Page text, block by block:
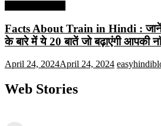
Facts About Train in Hindi : जानें
के बारे में ये 20 बातें जो बढ़ाएंगी आपकी
April 24, 2024April 24, 2024
Web Stories